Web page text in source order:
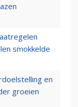
smokkelde
en
groeien